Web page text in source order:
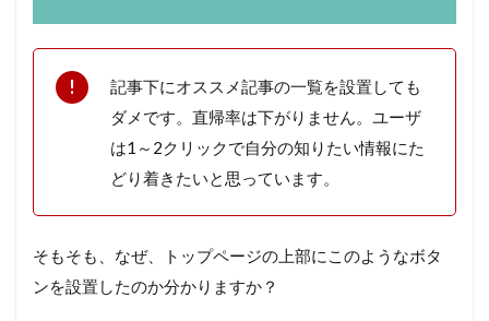
記事下にオススメ記事の一覧を設置しても
ダメです。直帰率は下がりません。ユーザ
は1～2クリックで自分の知りたい情報にた
どり着きたいと思っています。
そもそも、なぜ、トップページの上部にこのようなボタ
ンを設置したのか分かりますか？